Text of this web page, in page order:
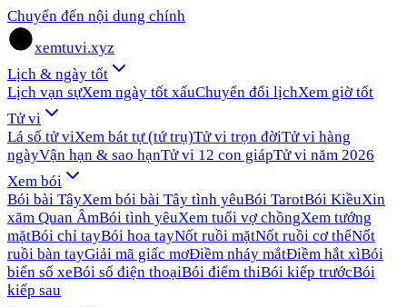
Chuyển đến nội dung chính
xemtuvi.xyz
Lịch & ngày tốt
Lịch vạn sựXem ngày tốt xấuChuyển đổi lịchXem giờ tốt
Tử vi
Lá số tử viXem bát tự (tứ trụ)Tử vi trọn đờiTử vi hàng
ngàyVận hạn & sao hạnTử vi 12 con giápTử vi năm 2026
Xem bói
Bói bài TâyXem bói bài Tây tình yêuBói TarotBói KiềuXin
xăm Quan ÂmBói tình yêuXem tuổi vợ chồngXem tướng
mặtBói chỉ tayBói hoa tayNốt ruồi mặtNốt ruồi cơ thểNốt
ruồi bàn tayGiải mã giấc mơĐiềm nháy mắtĐiềm hắt xìBói
biển số xeBói số điện thoạiBói điểm thiBói kiếp trướcBói
kiếp sau